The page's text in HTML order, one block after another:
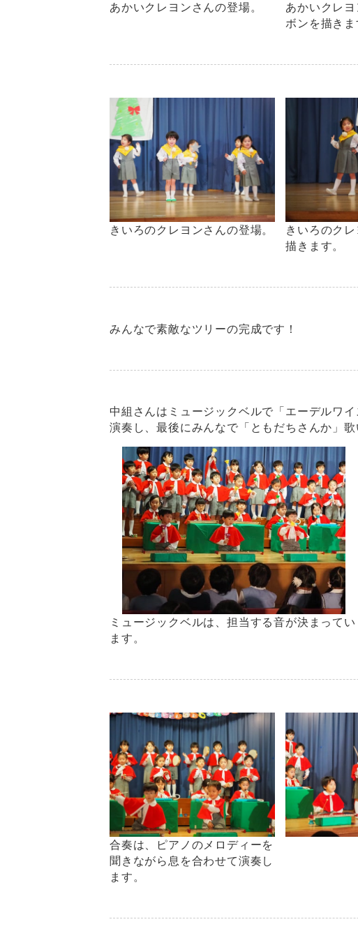
あかいクレヨンさんの登場。
あかいクレ
ボンを描きま
きいろのクレヨンさんの登場。
きいろのク
描きます。
みんなで素敵なツリーの完成です！
中組さんはミュージックベルで「エーデルワ
演奏し、最後にみんなで「ともだちさんか」歌
ミュージックベルは、担当する音が決まってい
ます。
合奏は、ピアノのメロディーを
聞きながら息を合わせて演奏し
ます。